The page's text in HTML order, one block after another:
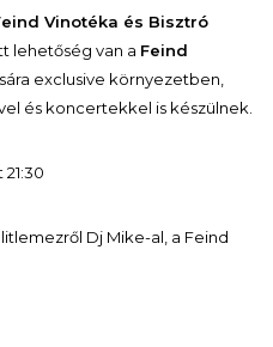
Vinotéka és Bisztró
lehetőség van a Feind
exclusive környezetben,
és koncertekkel is készülnek.
Dj Mike-al, a Feind